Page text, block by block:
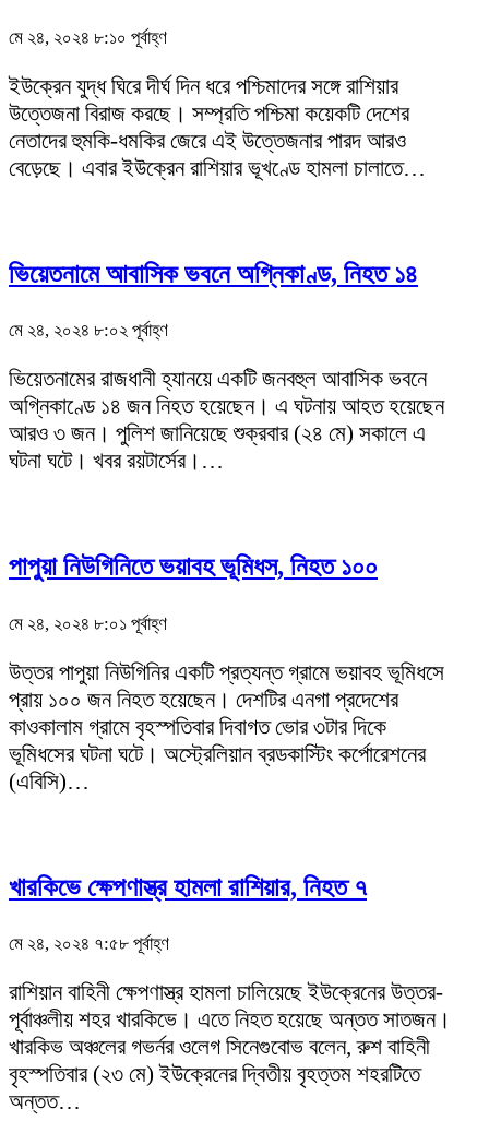
মে ২৪, ২০২৪ ৮:১০ পূর্বাহ্ণ
ইউক্রেন যুদ্ধ ঘিরে দীর্ঘ দিন ধরে পশ্চিমাদের সঙ্গে রাশিয়ার
উত্তেজনা বিরাজ করছে। সম্প্রতি পশ্চিমা কয়েকটি দেশের
নেতাদের হুমকি-ধমকির জেরে এই উত্তেজনার পারদ আরও
বেড়েছে। এবার ইউক্রেন রাশিয়ার ভূখণ্ডে হামলা চালাতে…
ভিয়েতনামে আবাসিক ভবনে অগ্নিকাণ্ড, নিহত ১৪
মে ২৪, ২০২৪ ৮:০২ পূর্বাহ্ণ
ভিয়েতনামের রাজধানী হ্যানয়ে একটি জনবহুল আবাসিক ভবনে
অগ্নিকাণ্ডে ১৪ জন নিহত হয়েছেন। এ ঘটনায় আহত হয়েছেন
আরও ৩ জন। পুলিশ জানিয়েছে শুক্রবার (২৪ মে) সকালে এ
ঘটনা ঘটে। খবর রয়টার্সের।…
পাপুয়া নিউগিনিতে ভয়াবহ ভূমিধস, নিহত ১০০
মে ২৪, ২০২৪ ৮:০১ পূর্বাহ্ণ
উত্তর পাপুয়া নিউগিনির একটি প্রত্যন্ত গ্রামে ভয়াবহ ভূমিধসে
প্রায় ১০০ জন নিহত হয়েছেন। দেশটির এনগা প্রদেশের
কাওকালাম গ্রামে বৃহস্পতিবার দিবাগত ভোর ৩টার দিকে
ভূমিধসের ঘটনা ঘটে। অস্ট্রেলিয়ান ব্রডকাস্টিং কর্পোরেশনের
(এবিসি)…
খারকিভে ক্ষেপণাস্ত্র হামলা রাশিয়ার, নিহত ৭
মে ২৪, ২০২৪ ৭:৫৮ পূর্বাহ্ণ
রাশিয়ান বাহিনী ক্ষেপণাস্ত্র হামলা চালিয়েছে ইউক্রেনের উত্তর-
পূর্বাঞ্চলীয় শহর খারকিভে। এতে নিহত হয়েছে অন্তত সাতজন।
খারকিভ অঞ্চলের গভর্নর ওলেগ সিনেগুবোভ বলেন, রুশ বাহিনী
বৃহস্পতিবার (২৩ মে) ইউক্রেনের দ্বিতীয় বৃহত্তম শহরটিতে
অন্তত…